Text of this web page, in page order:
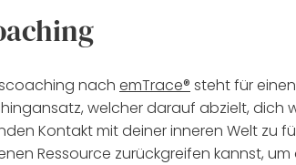
nach emTrace® steht für einen
welcher darauf abzielt, dich
Kontakt mit deiner inneren Welt zu
Ressource zurückgreifen kannst, um